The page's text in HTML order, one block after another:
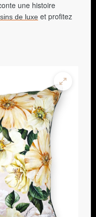
une histoire
de luxe et profitez